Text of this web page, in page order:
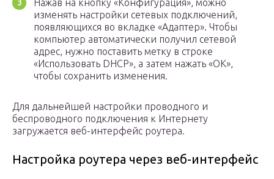
Нажав на кнопку «Конфигурация», можно
изменять настройки сетевых подключений,
появляющихся во вкладке «Адаптер». Чтобы
компьютер автоматически получил сетевой
адрес, нужно поставить метку в строке
«Использовать DHCP», а затем нажать «ОК»,
чтобы сохранить изменения.
Для дальнейшей настройки проводного и
беспроводного подключения к Интернету
загружается веб-интерфейс роутера.
Настройка роутера через веб-интерфейс